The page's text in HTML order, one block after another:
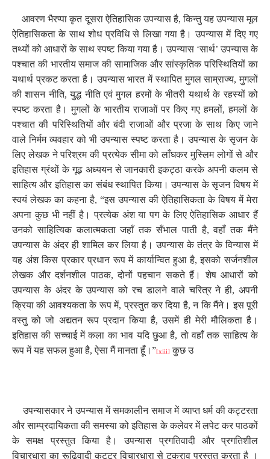
आवरण भैरप्पा कृत दूसरा ऐतिहासिक उपन्यास है,किन्तु यह उपन्यास मूल
ऐतिहासिकता के साथ शोध प्रविधि से लिखा गया है। उपन्यास में दिए गए
तथ्यों को आधारों के साथ स्पष्ट किया गया है। उपन्यास ‘सार्थ’ उपन्यास के
पश्चात की भारतीय समाज की सामाजिक और सांस्कृतिक परिस्थितियों का
यथार्थ प्रकट करता है। उपन्यास भारत में स्थापित मुगल साम्राज्य,मुगलों
की शासन नीति,युद्ध नीति एवं मुगल हरमों के भीतरी यथार्थ के रहस्यों को
स्पष्ट करता है। मुगलों के भारतीय राजाओं पर किए गए हमलों,हमलों के
पश्चात की परिस्थितियों और बंदी राजाओं और प्रजा के साथ किए जाने
वाले निर्मम व्यवहार को भी उपन्यास स्पष्ट करता है। उपन्यास के सृजन के
लिए लेखक ने परिश्रम की प्रत्येक सीमा को लाँघकर मुस्लिम लोगों से और
इतिहास ग्रंथों के गूढ़ अध्ययन से जानकारी इकट्ठा करके अपनी कलम से
साहित्य और इतिहास का संबंध स्थापित किया। उपन्यास के सृजन विषय में
स्वयं लेखक का कहना है, “इस उपन्यास की ऐतिहासिकता के विषय में मेरा
अपना कुछ भी नहीं है। प्रत्येक अंश या पग के लिए ऐतिहासिक आधार हैं
उनको साहित्यिक कलात्मकता जहाँ तक सँभाल पाती है,वहाँ तक मैंने
उपन्यास के अंदर ही शामिल कर लिया है। उपन्यास के तंत्र के विन्यास में
यह अंश किस प्रकार प्रधान रूप में कार्यान्वित हुआ है,इसको सर्जनशील
लेखक और दर्शनशील पाठक,दोनों पहचान सकते हैं। शेष आधारों को
उपन्यास के अंदर के उपन्यास को रच डालने वाले चरित्र ने ही,अपनी
क्रिया की आवश्यकता के रूप में,प्रस्तुत कर दिया है,न कि मैंने। इस पूरी
वस्तु को जो अद्यतन रूप प्रदान किया है,उसमें ही मेरी मौलिकता है।
इतिहास की सच्चाई में कला का भाव यदि छुआ है,तो वहाँ तक साहित्य के
रूप में यह सफल हुआ है,ऐसा मैं मानता हूँ। ”[xiii] कुछ उ
उपन्यासकार ने उपन्यास में समकालीन समाज में व्याप्त धर्म की कट्टरता
और साम्प्रदायिकता की समस्या को इतिहास के कलेवर में लपेट कर पाठकों
के समक्ष प्रस्तुत किया है। उपन्यास प्रगतिवादी और प्रगतिशील
विचारधारा का रूढ़िवादी कट्टर विचारधारा से टकराव प्रस्तुत करता है ।